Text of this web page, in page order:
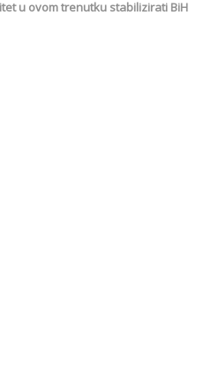
u ovom trenutku stabilizirati BiH